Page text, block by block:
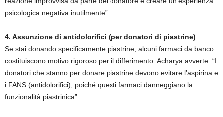
psicologica negativa inutilmente”.
4. Assunzione di antidolorifici (per donatori di piastrine)
Se stai donando specificamente piastrine, alcuni farmaci da banco
costituiscono motivo rigoroso per il differimento. Acharya avverte: “I
donatori che stanno per donare piastrine devono evitare l’aspirina e
i FANS (antidolorifici), poiché questi farmaci danneggiano la
funzionalità piastrinica”.